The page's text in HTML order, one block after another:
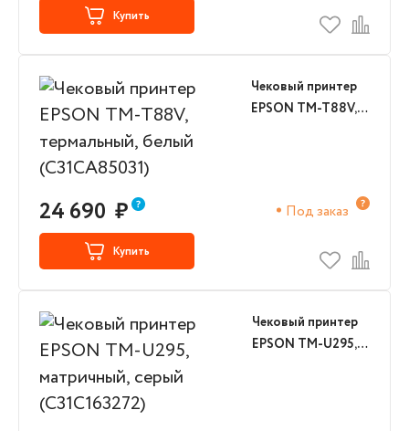
Купить
Чековый принтер
EPSON TM-T88V,
24 690 ₽ Под заказ
Купить
Чековый принтер
EPSON TM-U295,